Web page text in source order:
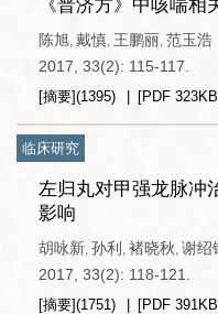
《普济方》中咳喘
陈旭, 戴慎, 王鹏丽, 范玉浩
2017, 33(2): 115-117.
[摘要](1395) [PDF 323KB
临床研究
左归丸对甲强龙脉冲
影响
胡咏新, 孙利 , 褚晓秋, 谢绍
2017, 33(2): 118-121.
[摘要](1751) [PDF 391KB